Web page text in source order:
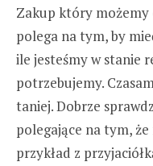
Zakup który możemy
polega na tym, by
ile jesteśmy w stanie
potrzebujemy.
taniej. Dobrze
polegające na tym,
przykład z